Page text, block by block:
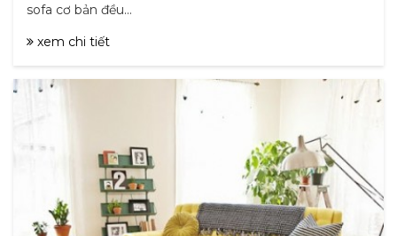
sofa cơ bản đều...
xem chi tiết